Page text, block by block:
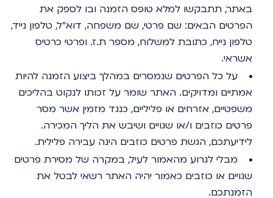
באתר, תתבקשו למלא טופס הזמנה ובו לספק את
הפרטים הבאים: שם פרטי, שם משפחה, דוא"ל, טלפון נייד,
טלפון נייח, כתובת למשלוח, מספר ת.ז. ופרטי כרטיס
אשראי.
על כל הפרטים שנמסרים במהלך ביצוע הזמנה להיות
אמתיים ומדויקים. האתר שומר על זכותו לנקוט בהליכים
משפטיים, אזרחים או פליליים, כנגד מזמין אשר מסר
פרטים כוזבים ו/או שגויים ושיבש את הליך המכירה.
לידיעתכם, הגשת פרטים כוזבים הינה עבירה פלילית.
מבלי לגרוע מהאמור לעיל, במקרה של מסירת פרטים
שגויים או כוזבים כאמור יהיה האתר רשאי לבטל את
הזמנתכם.